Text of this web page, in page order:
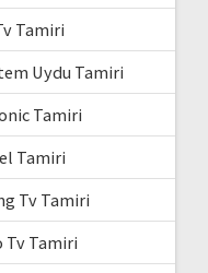
Tamiri
Uydu Tamiri
Tamiri
Tamiri
Tv Tamiri
Tv Tamiri